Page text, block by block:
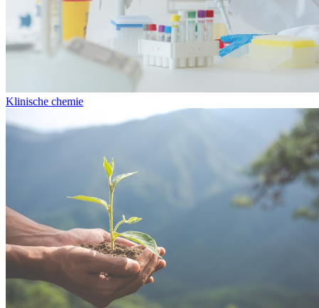
Klinische chemie